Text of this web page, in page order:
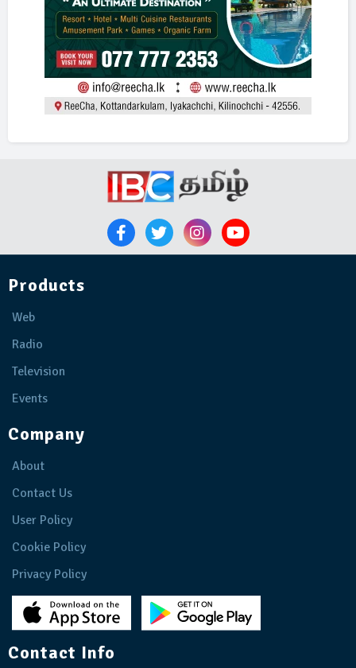
Products
Web
Radio
Television
Events
Company
About
Contact Us
User Policy
Cookie Policy
Privacy Policy
Contact Info